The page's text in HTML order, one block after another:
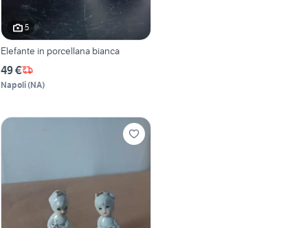
5
Elefante in porcellana bianca
49 €
Napoli(NA)